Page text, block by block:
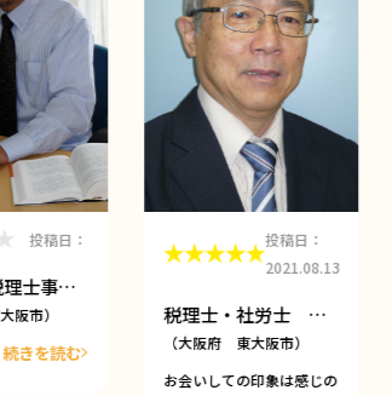
投稿日：
理士事…
阪市）
続きを読む
投稿日：
2021.08.13
税理士・社労士 …
（大阪府 東大阪市）
お会いしての印象は感じの